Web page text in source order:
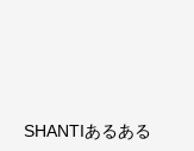
SHANTIあるある